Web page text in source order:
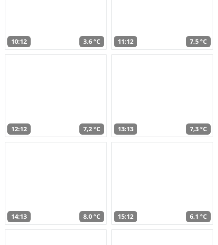
10:12 3,6 °C 11:12 7,5 °C
12:12 7,2 °C 13:13 7,3 °C
14:13 8,0 °C 15:12 6,1 °C